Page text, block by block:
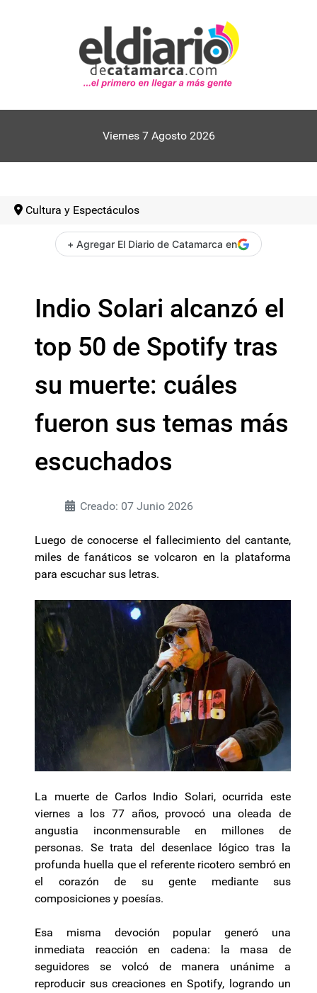
Viernes 7 Agosto 2026
Cultura y Espectáculos
+ Agregar El Diario de Catamarca en
Indio Solari alcanzó el
top 50 de Spotify tras
su muerte: cuáles
fueron sus temas más
escuchados
Creado: 07 Junio 2026
Luego de conocerse el fallecimiento del cantante,
miles de fanáticos se volcaron en la plataforma
para escuchar sus letras.
La muerte de Carlos Indio Solari, ocurrida este
viernes a los 77 años, provocó una oleada de
angustia inconmensurable en millones de
personas. Se trata del desenlace lógico tras la
profunda huella que el referente ricotero sembró en
el corazón de su gente mediante sus
composiciones y poesías.
Esa misma devoción popular generó una
inmediata reacción en cadena: la masa de
seguidores se volcó de manera unánime a
reproducir sus creaciones en Spotify, logrando un